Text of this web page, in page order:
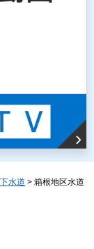
水道 > 箱根地区水道